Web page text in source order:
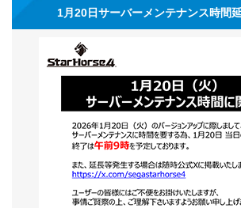
1月20日サーバーメンテナンス時間